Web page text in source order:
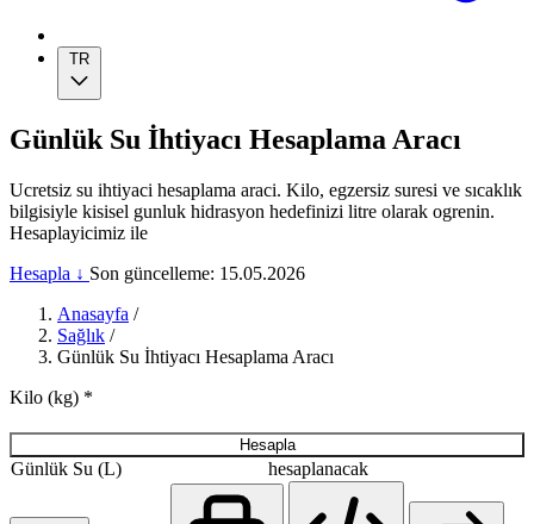
TR
Günlük Su İhtiyacı Hesaplama Aracı
Ucretsiz su ihtiyaci hesaplama araci. Kilo, egzersiz suresi ve sıcaklık
bilgisiyle kisisel gunluk hidrasyon hedefinizi litre olarak ogrenin.
Hesaplayicimiz ile
Hesapla ↓ Son güncelleme: 15.05.2026
Anasayfa /
Sağlık /
Günlük Su İhtiyacı Hesaplama Aracı
Kilo (kg) *
Hesapla
Günlük Su (L) hesaplanacak